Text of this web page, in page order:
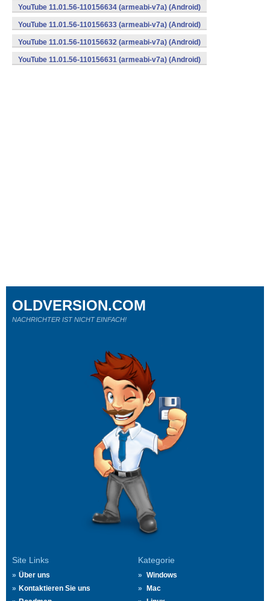
YouTube 11.01.56-110156634 (armeabi-v7a) (Android)
YouTube 11.01.56-110156633 (armeabi-v7a) (Android)
YouTube 11.01.56-110156632 (armeabi-v7a) (Android)
YouTube 11.01.56-110156631 (armeabi-v7a) (Android)
Site Links
Über uns
Kontaktieren Sie uns
Kategorie
Windows
Mac
OLDVERSION.COM
NACHRICHTER IST NICHT EINFACH!